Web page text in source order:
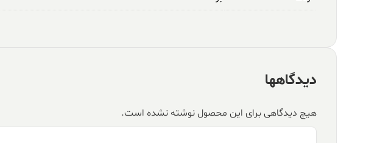
دیدگاهها
هیچ دیدگاهی برای این محصول نوشته نشده است.